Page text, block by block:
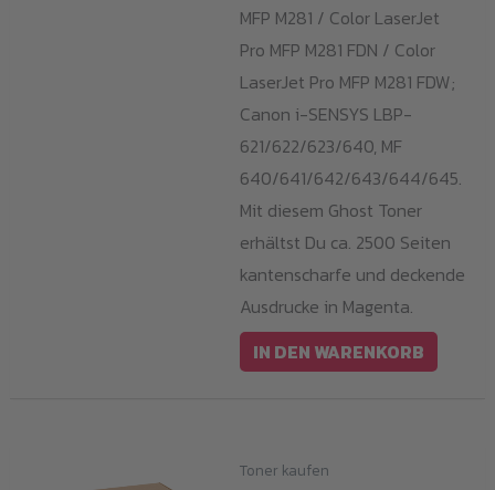
MFP M281 / Color LaserJet
Pro MFP M281 FDN / Color
LaserJet Pro MFP M281 FDW;
Canon i-SENSYS LBP-
621/622/623/640, MF
640/641/642/643/644/645.
Mit diesem Ghost Toner
erhältst Du ca. 2500 Seiten
kantenscharfe und deckende
Ausdrucke in Magenta.
IN DEN WARENKORB
Toner kaufen